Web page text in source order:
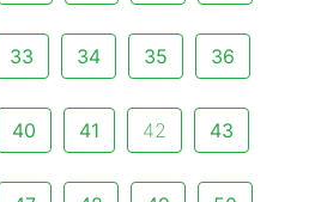
33 34 35 36
40 41 42 43